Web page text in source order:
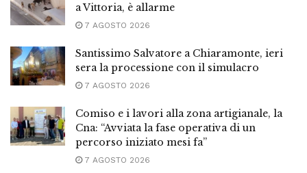
a Vittoria, è allarme
7 AGOSTO 2026
Santissimo Salvatore a Chiaramonte, ieri
sera la processione con il simulacro
7 AGOSTO 2026
Comiso e i lavori alla zona artigianale, la
Cna: “Avviata la fase operativa di un
percorso iniziato mesi fa”
7 AGOSTO 2026